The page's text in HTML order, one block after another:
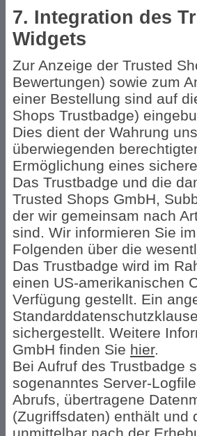
7. Integration des
Widgets
Zur Anzeige der Trusted
Bewertungen) sowie zum
einer Bestellung sind auf
Shops Trustbadge)
Dies dient der Wahrung
überwiegenden
Ermöglichung eines
Das Trustbadge und die
Trusted Shops GmbH,
der wir gemeinsam nach
sind. Wir informieren Sie
Folgenden über die
Das Trustbadge wird im
einen US-amerikanischen
Verfügung gestellt. Ein
sichergestellt. Weitere
GmbH finden Sie hier.
Bei Aufruf des Trustbadge
sogenanntes Server-
Abrufs, übertragene
(Zugriffsdaten) enthält und